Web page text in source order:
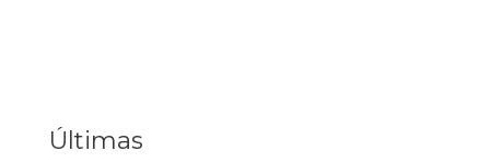
Últimas